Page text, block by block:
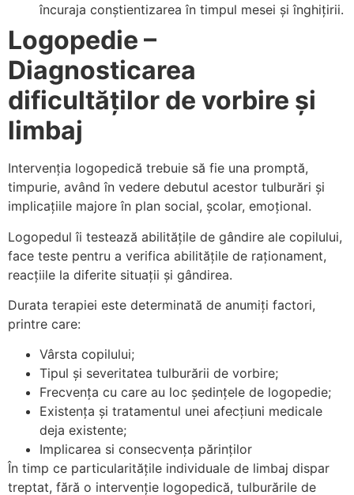
încuraja conștientizarea în timpul mesei și înghițirii.
Logopedie –
Diagnosticarea
dificultăților de vorbire și
limbaj
Intervenția logopedică trebuie să fie una promptă,
timpurie, având în vedere debutul acestor tulburări și
implicațiile majore în plan social, școlar, emoțional.
Logopedul îi testează abilitățile de gândire ale copilului,
face teste pentru a verifica abilitățile de raționament,
reacțiile la diferite situații și gândirea.
Durata terapiei este determinată de anumiți factori,
printre care:
Vârsta copilului;
Tipul și severitatea tulburării de vorbire;
Frecvența cu care au loc ședințele de logopedie;
Existența și tratamentul unei afecțiuni medicale
deja existente;
Implicarea si consecvența părinților
În timp ce particularitățile individuale de limbaj dispar
treptat, fără o intervenție logopedică, tulburările de